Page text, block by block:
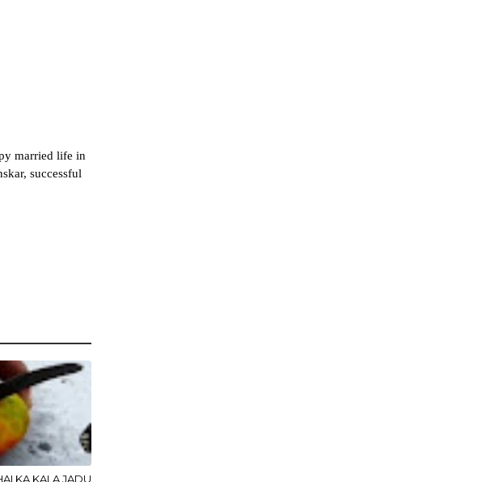
married life in
successful
KA KALA JADU